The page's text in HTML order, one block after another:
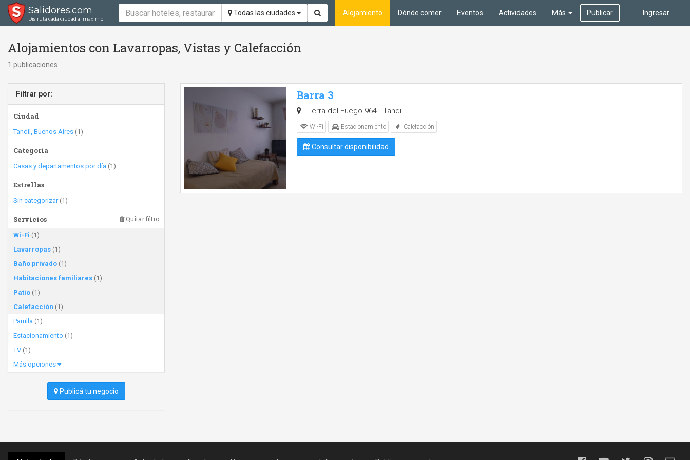
Salidores.com
Disfrutá cada ciudad al máximo
Todas las ciudades Ingresar
Alojamiento Dónde comer Eventos Actividades Más Publicar
Alojamientos con Lavarropas, Vistas y Calefacción
1 publicaciones
Filtrar por:
Ciudad
Tandil, Buenos Aires (1)
Categoría
Casas y departamentos por día (1)
Estrellas
Sin categorizar(1)
Servicios Quitar filtro
Wi-Fi (1)
Lavarropas (1)
Baño privado (1)
Habitaciones familiares (1)
Patio (1)
Calefacción (1)
Parrilla (1)
Estacionamiento (1)
TV (1)
Más opciones
Publicá tu negocio
Barra 3
Tierra del Fuego 964 - Tandil
Wi-Fi Estacionamiento Calefacción
Consultar disponibilidad